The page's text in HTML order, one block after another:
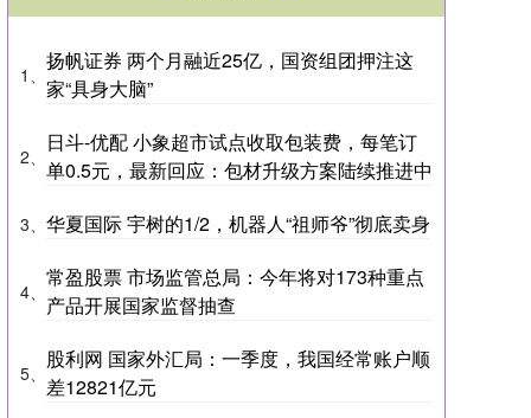
1、
扬帆证券 两个月融近25亿，国资组团押注这
家“具身大脑”
2、
日斗-优配 小象超市试点收取包装费，每笔订
单0.5元，最新回应：包材升级方案陆续推进中
3、 华夏国际 宇树的1/2，机器人“祖师爷”彻底卖身
4、
常盈股票 市场监管总局：今年将对173种重点
产品开展国家监督抽查
5、
股利网 国家外汇局：一季度，我国经常账户顺
差12821亿元